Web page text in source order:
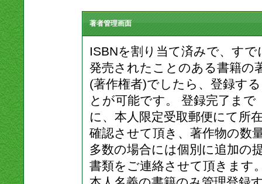
著者管理画面
ISBNを割り当て済みで、すで
発売されたことのある書籍の
(著作権者)でしたら、登録す
とが可能です。 登録完了まで
に、本人限定受取郵便にて所
確認させて頂き、著作物の数
多数の場合には個別に追加の
書類をご連絡させて頂きます